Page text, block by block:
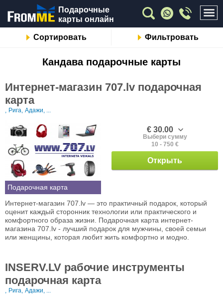
Подарочные
карты онлайн
Сортировать Фильтровать
Кандавa подарочные карты
Интернет-магазин 707.lv подарочная
карта
, Рига, Адажи, ...
Подарочная карта
€ 30.00
Выбери сумму
10 - 750 €
Открыть
Интернет-магазин 707.lv — это практичный подарок, который
оценит каждый сторонник технологии или практического и
комфортного образа жизни. Подарочная карта интернет-
магазина 707.lv - лучший подарок для мужчины, своей семьи
или женщины, которая любит жить комфортно и модно.
INSERV.LV рабочие инструменты
подарочная карта
, Рига, Адажи, ...